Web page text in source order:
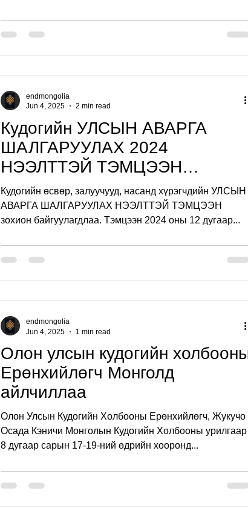
Кудогийн УЛСЫН АВАРГА
ШАЛГАРУУЛАХ 2024
НЭЭЛТТЭЙ ТЭМЦЭЭН
амжилттай зохион
байгуулагдлаа.
Кудогийн өсвөр, залуучууд, насанд хүрэгчдийн УЛСЫН
АВАРГА ШАЛГАРУУЛАХ НЭЭЛТТЭЙ ТЭМЦЭЭН
зохион байгуулагдлаа. Тэмцээн 2024 оны 12 дугаар...
endmongolia
Jun 4, 2025
2 min read
Олон улсын кудогийн
Ерөнхийлөгч Монголд
айлчиллаа
Олон Улсын Кудогийн Холбооны Ерөнхийлөгч, Жукучо
Осада Кэничи Монголын Кудогийн Холбооны урилгаар
8 дугаар сарын 17-19-ний өдрийн хооронд...
endmongolia
Jun 4, 2025
1 min read